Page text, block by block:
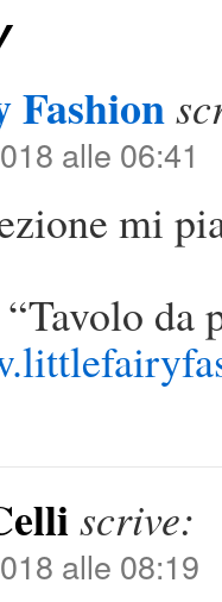
alle 06:41
mi
da
scrive:
alle 08:19